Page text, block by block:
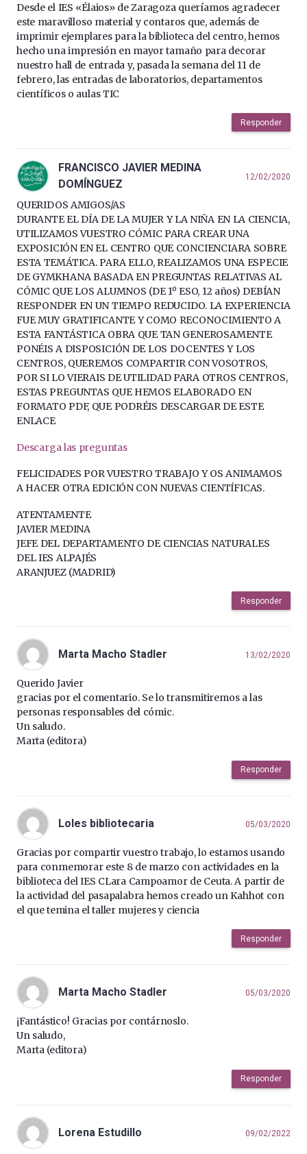
Desde el IES «Élaios» de Zaragoza queríamos agradecer
este maravilloso material y contaros que, además de
imprimir ejemplares para la biblioteca del centro, hemos
hecho una impresión en mayor tamaño para decorar
nuestro hall de entrada y, pasada la semana del 11 de
febrero, las entradas de laboratorios, departamentos
científicos o aulas TIC
Responder
FRANCISCO JAVIER MEDINA
DOMÍNGUEZ
12/02/2020
QUERIDOS AMIGOS/AS
DURANTE EL DÍA DE LA MUJER Y LA NIÑA EN LA CIENCIA,
UTILIZAMOS VUESTRO CÓMIC PARA CREAR UNA
EXPOSICIÓN EN EL CENTRO QUE CONCIENCIARA SOBRE
ESTA TEMÁTICA. PARA ELLO, REALIZAMOS UNA ESPECIE
DE GYMKHANA BASADA EN PREGUNTAS RELATIVAS AL
CÓMIC QUE LOS ALUMNOS (DE 1º ESO, 12 años) DEBÍAN
RESPONDER EN UN TIEMPO REDUCIDO. LA EXPERIENCIA
FUE MUY GRATIFICANTE Y COMO RECONOCIMIENTO A
ESTA FANTÁSTICA OBRA QUE TAN GENEROSAMENTE
PONÉIS A DISPOSICIÓN DE LOS DOCENTES Y LOS
CENTROS, QUEREMOS COMPARTIR CON VOSOTROS,
POR SI LO VIERAIS DE UTILIDAD PARA OTROS CENTROS,
ESTAS PREGUNTAS QUE HEMOS ELABORADO EN
FORMATO PDF, QUE PODRÉIS DESCARGAR DE ESTE
ENLACE
Descarga las preguntas
FELICIDADES POR VUESTRO TRABAJO Y OS ANIMAMOS
A HACER OTRA EDICIÓN CON NUEVAS CIENTÍFICAS.
ATENTAMENTE
JAVIER MEDINA
JEFE DEL DEPARTAMENTO DE CIENCIAS NATURALES
DEL IES ALPAJÉS
ARANJUEZ (MADRID)
Responder
Marta Macho Stadler 13/02/2020
Querido Javier
gracias por el comentario. Se lo transmitiremos a las
personas responsables del cómic.
Un saludo.
Marta (editora)
Responder
Loles bibliotecaria 05/03/2020
Gracias por compartir vuestro trabajo, lo estamos usando
para conmemorar este 8 de marzo con actividades en la
biblioteca del IES CLara Campoamor de Ceuta. A partir de
la actividad del pasapalabra hemos creado un Kahhot con
el que temina el taller mujeres y ciencia
Responder
Marta Macho Stadler 05/03/2020
¡Fantástico! Gracias por contárnoslo.
Un saludo,
Marta (editora)
Responder
Lorena Estudillo 09/02/2022